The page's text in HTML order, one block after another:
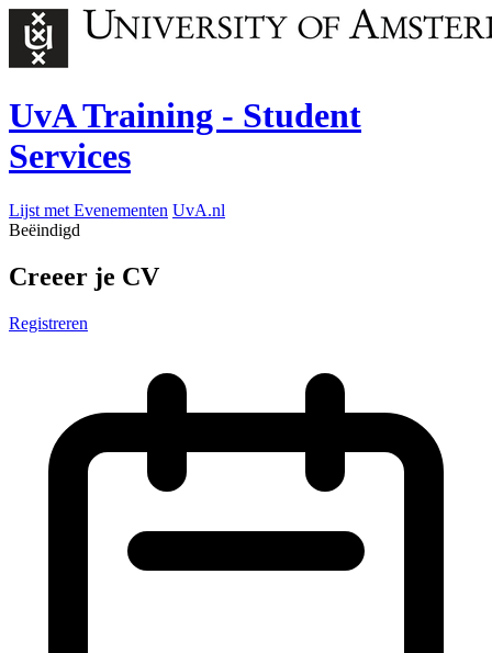
UvA Training - Student
Services
Lijst met Evenementen UvA.nl
Beëindigd
Creeer je CV
Registreren